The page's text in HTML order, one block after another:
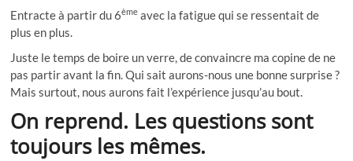
Entracte à partir du 6ème avec la fatigue qui se ressentait de
plus en plus.
Juste le temps de boire un verre, de convaincre ma copine de ne
pas partir avant la fin.Qui sait aurons-nous une bonne surprise ?
Mais surtout, nous aurons fait l’expérience jusqu’au bout.
On reprend. Les questions sont
toujours les mêmes.